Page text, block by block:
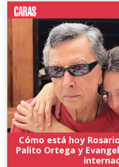
Cómo está hoy
Palito Ortega y